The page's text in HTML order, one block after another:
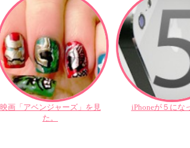
映画「アベンジャーズ」を見
た。
iPhoneが５にな